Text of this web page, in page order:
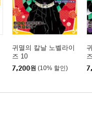
귀멸의 칼날 노벨라이
즈 10
7,200원 (10% 할인)